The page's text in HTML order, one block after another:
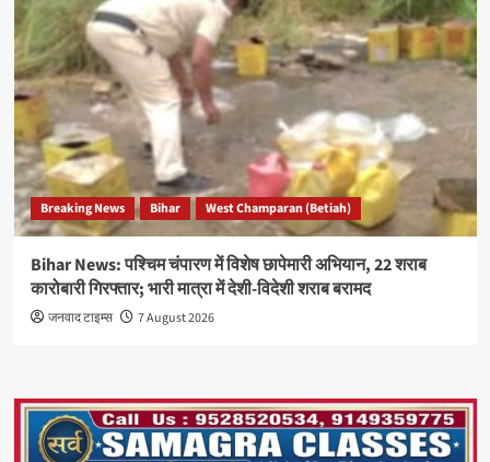
Breaking News Bihar West Champaran (Betiah)
Bihar News: पश्चिम चंपारण में विशेष छापेमारी अभियान, 22 शराब
कारोबारी गिरफ्तार; भारी मात्रा में देशी-विदेशी शराब बरामद
जनवाद टाइम्स 7 August 2026